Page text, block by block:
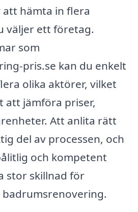
hämta in flera
väljer ett företag.
som
pris.se kan du enkelt
olika aktörer, vilket
att jämföra priser,
Att anlita rätt
del av processen, och
och kompetent
stor skillnad för